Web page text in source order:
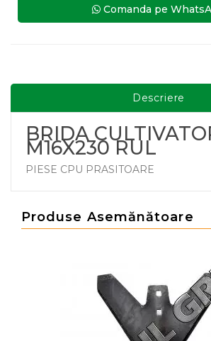
Comanda pe
Descriere
BRIDA
M16X230 RUL
PIESE CPU PRASITOARE
Produse Asemănătoare